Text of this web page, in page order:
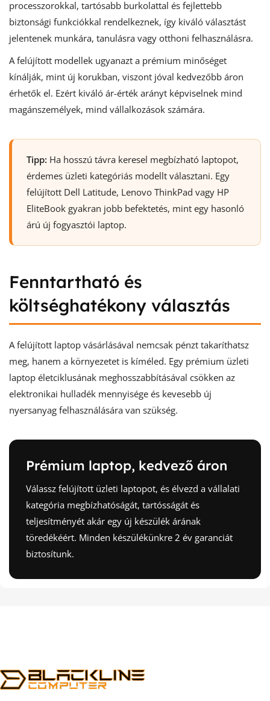
processzorokkal, tartósabb burkolattal és fejlettebb
biztonsági funkciókkal rendelkeznek, így kiváló választást
jelentenek munkára, tanulásra vagy otthoni felhasználásra.
A felújított modellek ugyanazt a prémium minőséget
kínálják, mint új korukban, viszont jóval kedvezőbb áron
érhetők el. Ezért kiváló ár-érték arányt képviselnek mind
magánszemélyek, mind vállalkozások számára.
Tipp: Ha hosszú távra keresel megbízható laptopot,
érdemes üzleti kategóriás modellt választani. Egy
felújított Dell Latitude, Lenovo ThinkPad vagy HP
EliteBook gyakran jobb befektetés, mint egy hasonló
árú új fogyasztói laptop.
Fenntartható és
költséghatékony választás
A felújított laptop vásárlásával nemcsak pénzt takaríthatsz
meg, hanem a környezetet is kíméled. Egy prémium üzleti
laptop életciklusának meghosszabbításával csökken az
elektronikai hulladék mennyisége és kevesebb új
nyersanyag felhasználására van szükség.
Prémium laptop, kedvező áron
Válassz felújított üzleti laptopot, és élvezd a vállalati
kategória megbízhatóságát, tartósságát és
teljesítményét akár egy új készülék árának
töredékéért. Minden készülékünkre 2 év garanciát
biztosítunk.